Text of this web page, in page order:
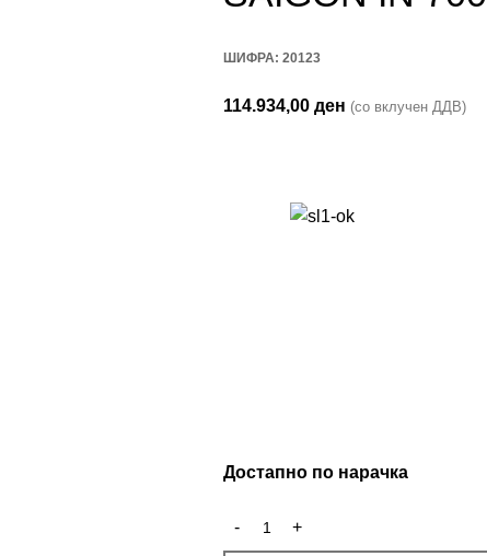
ШИФРА: 20123
114.934,00 ден (со вклучен ДДВ)
Достапно по нарачка